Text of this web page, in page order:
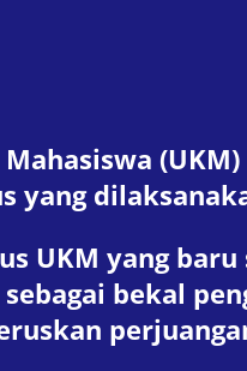
UKM yang
bekal